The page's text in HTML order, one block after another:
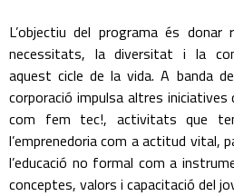
L’objectiu del programa és
necessitats, la diversitat i la
aquest cicle de la vida. A banda
corporació impulsa altres iniciatives
com fem tec!, activitats que
l’emprenedoria com a actitud vital,
l’educació no formal com a
conceptes, valors i capacitació del